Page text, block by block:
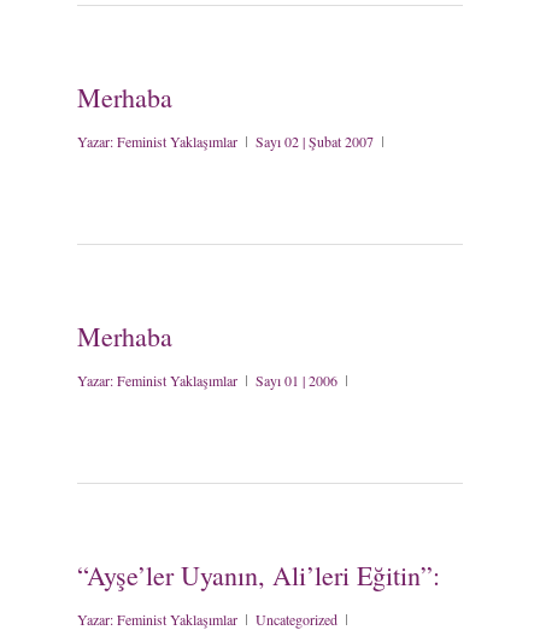
Merhaba
Yazar:Feminist Yaklaşımlar Sayı 02 | Şubat 2007
Merhaba
Yazar:Feminist Yaklaşımlar Sayı 01 | 2006
“Ayşe’ler Uyanın, Ali’leri Eğitin”:
Yazar:Feminist Yaklaşımlar Uncategorized